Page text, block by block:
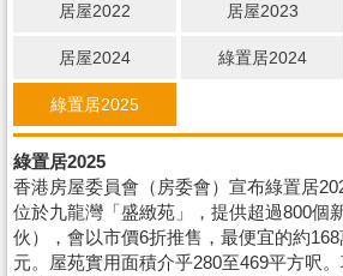
居屋2022 居屋2023
居屋2024 綠置居2024
綠置居2025
綠置居2025
香港房屋委員會（房委會）宣布綠置居
位於九龍灣「盛緻苑」，提供超過800個
伙），會以市價6折推售，最便宜的約
元。屋苑實用面積介乎280至469平方呎